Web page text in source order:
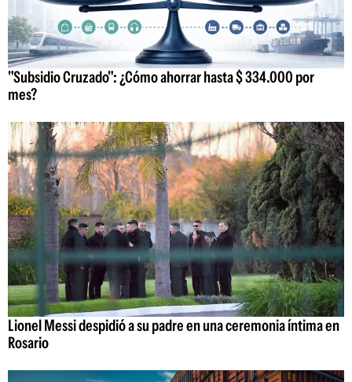
"Subsidio Cruzado": ¿Cómo ahorrar hasta $ 334.000 por
mes?
Lionel Messi despidió a su padre en una ceremonia íntima en
Rosario